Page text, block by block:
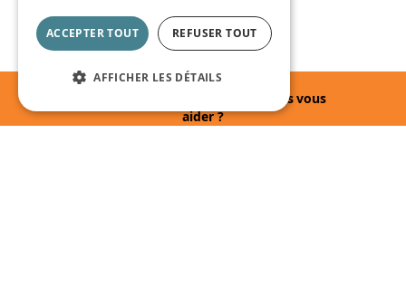
ACCEPTER TOUT REFUSER TOUT
AFFICHER LES DÉTAILS